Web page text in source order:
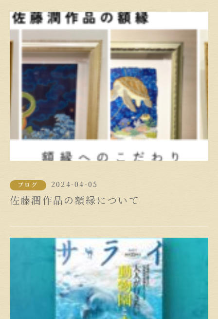
ブログ 2024-04-05
佐藤潤作品の額縁について